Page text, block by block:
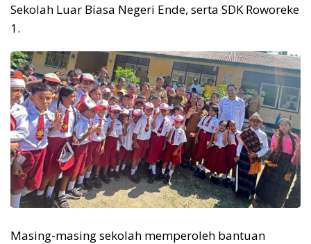
Sekolah Luar Biasa Negeri Ende, serta SDK Roworeke
1.
Masing-masing sekolah memperoleh bantuan